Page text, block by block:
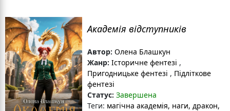
Академія відступників
Автор: Олена Блашкун
Жанр: Історичне фентезі ,
Пригодницьке фентезі , Підліткове
фентезі
Статус: Завершена
Теги: магічна академія, наги, дракон,